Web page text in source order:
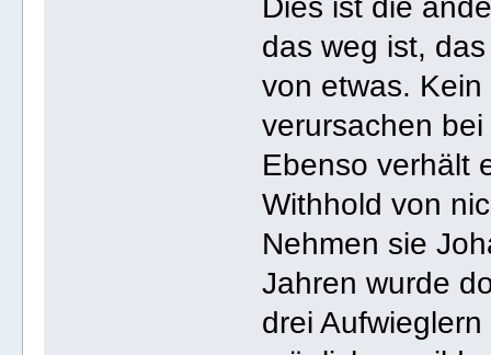
Dies ist die
das weg ist,
von etwas.
verursachen
Ebenso verhält
Withhold von
Nehmen sie
Jahren wurde
drei